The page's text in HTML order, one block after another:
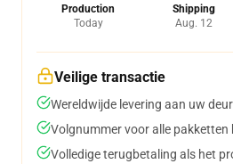
Production
Today
Shipping
Aug. 12
Veilige transactie
Wereldwijde levering aan uw deur
Volgnummer voor alle pakketten
Volledige terugbetaling als het